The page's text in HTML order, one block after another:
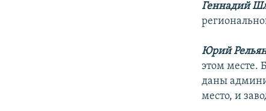
Геннадий
Юрий
этом месте.
даны
место, и